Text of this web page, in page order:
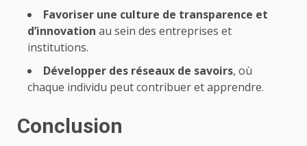
Favoriser une culture de transparence et
d’innovation au sein des entreprises et
institutions.
Développer des réseaux de savoirs, où
chaque individu peut contribuer et apprendre.
Conclusion